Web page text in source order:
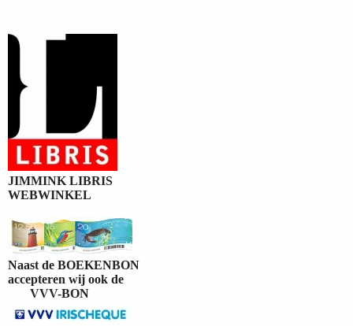
JIMMINK LIBRIS
WEBWINKEL
Naast de BOEKENBON
accepteren wij ook de
VVV-BON